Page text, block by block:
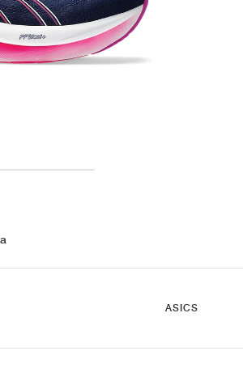
ASICS